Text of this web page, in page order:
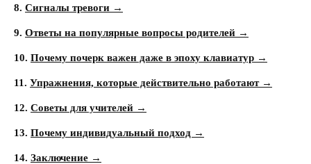
8. Сигналы тревоги →
9. Ответы на популярные вопросы родителей →
10. Почему почерк важен даже в эпоху клавиатур →
11. Упражнения, которые действительно работают →
12. Советы для учителей →
13. Почему индивидуальный подход →
14. Заключение →
ребенка: проверенные
методы